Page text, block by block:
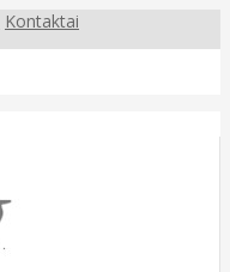
Kontaktai